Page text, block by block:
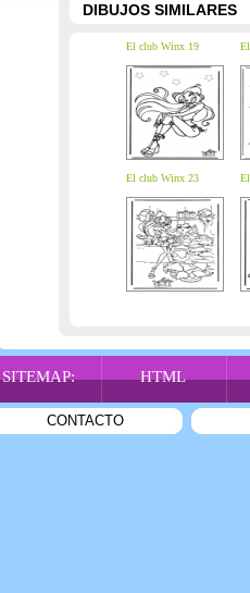
DIBUJOS SIMILARES
El club Winx 19
El club Winx 23
SITEMAP: HTML
CONTACTO